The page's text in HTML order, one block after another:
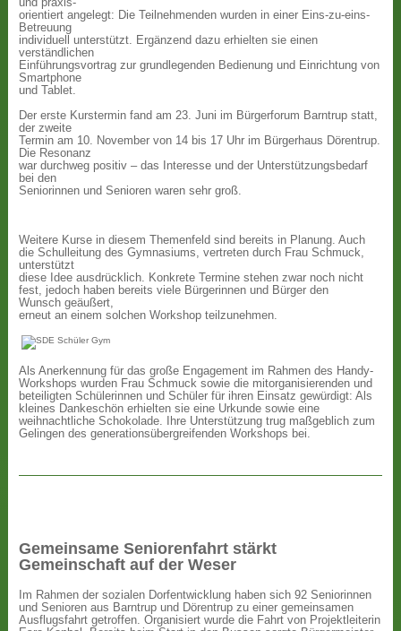
und praxis-
orientiert angelegt: Die Teilnehmenden wurden in einer Eins-zu-eins-
Betreuung
individuell unterstützt. Ergänzend dazu erhielten sie einen
verständlichen
Einführungsvortrag zur grundlegenden Bedienung und Einrichtung von
Smartphone
und Tablet.
Der erste Kurstermin fand am 23. Juni im Bürgerforum Barntrup statt,
der zweite
Termin am 10. November von 14 bis 17 Uhr im Bürgerhaus Dörentrup.
Die Resonanz
war durchweg positiv – das Interesse und der Unterstützungsbedarf
bei den
Seniorinnen und Senioren waren sehr groß.
Weitere Kurse in diesem Themenfeld sind bereits in Planung. Auch
die Schulleitung des Gymnasiums, vertreten durch Frau Schmuck,
unterstützt
diese Idee ausdrücklich. Konkrete Termine stehen zwar noch nicht
fest, jedoch haben bereits viele Bürgerinnen und Bürger den
Wunsch geäußert,
erneut an einem solchen Workshop teilzunehmen.
Als Anerkennung für das große Engagement im Rahmen des Handy-
Workshops wurden Frau Schmuck sowie die mitorganisierenden und
beteiligten Schülerinnen und Schüler für ihren Einsatz gewürdigt: Als
kleines Dankeschön erhielten sie eine Urkunde sowie eine
weihnachtliche Schokolade. Ihre Unterstützung trug maßgeblich zum
Gelingen des generationsübergreifenden Workshops bei.
Gemeinsame Seniorenfahrt stärkt
Gemeinschaft auf der Weser
Im Rahmen der sozialen Dorfentwicklung haben sich 92 Seniorinnen
und Senioren aus Barntrup und Dörentrup zu einer gemeinsamen
Ausflugsfahrt getroffen. Organisiert wurde die Fahrt von Projektleiterin